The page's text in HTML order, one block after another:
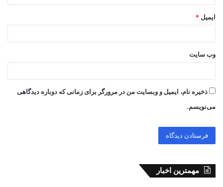
ایمیل *
وب‌ سایت
ذخیره نام، ایمیل و وبسایت من در مرورگر برای زمانی که دوباره دیدگاهی
می‌نویسم.
مهمترین اخبار